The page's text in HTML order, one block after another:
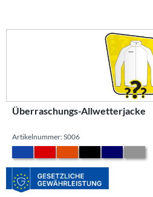
Überraschungs-Allwetterjacke
Artikelnummer: S006